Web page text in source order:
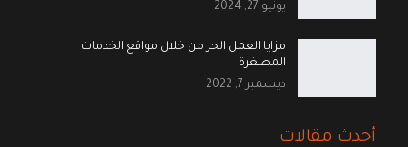
يونيو 27, 2024
مزايا العمل الحر من خلال مواقع الخدمات
المصغرة
ديسمبر 7, 2022
أحدث مقالات